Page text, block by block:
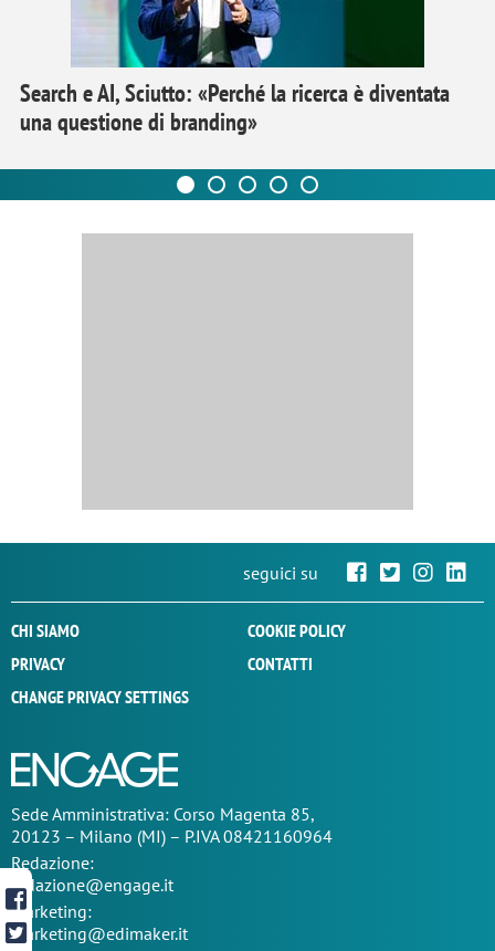
Search e AI, Sciutto: «Perché la ricerca è diventata
una questione di branding»
seguici su
CHI SIAMO
COOKIE POLICY
PRIVACY
CONTATTI
CHANGE PRIVACY SETTINGS
SedeAmministrativa: Corso Magenta 85,
20123 – Milano (MI) – P.IVA 08421160964
Redazione:
redazione@engage.it
Marketing:
marketing@edimaker.it